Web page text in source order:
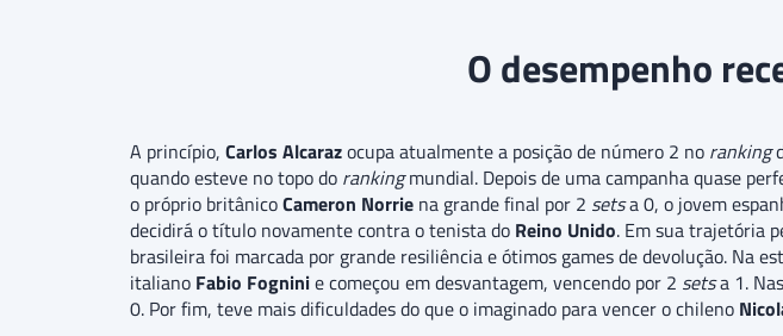
O desempenho
A princípio, Carlos Alcarazocupa atualmente a posição de número 2 no ranking
quando esteve no topo do rankingmundial. Depois de uma campanha quase
o próprio britânicoCameron Norrie na grande final por 2 setsa 0, o jovem
decidirá o título novamente contra o tenista do Reino Unido. Em sua trajetória
brasileira foi marcada por grande resiliência e ótimos games de devolução. Na
italiano Fabio Fogninie começou em desvantagem, vencendo por 2 setsa 1.
0. Por fim, teve mais dificuldades do que o imaginado para vencer o chileno